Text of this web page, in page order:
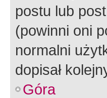
postu lub
(powinni oni
normalni
dopisał
Góra